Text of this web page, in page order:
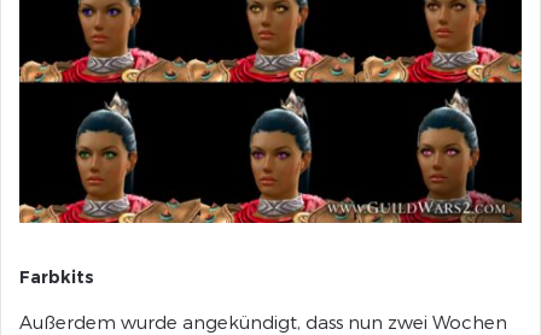
Farbkits
Außerdem wurde angekündigt, dass nun zwei Wochen